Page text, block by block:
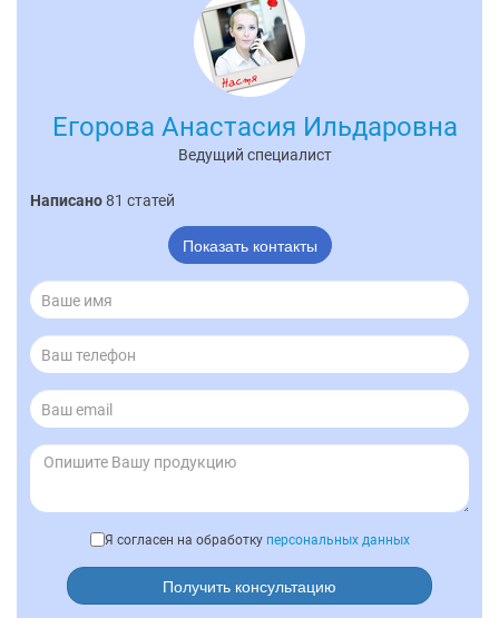
Егорова Анастасия Ильдаровна
Ведущий специалист
Написано81 статей
Показать контакты
Я согласен на обработку персональных данных
Получить консультацию